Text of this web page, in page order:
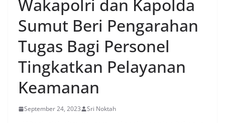
Wakapolri dan Kapolda
Sumut Beri Pengarahan
Tugas Bagi Personel
Tingkatkan Pelayanan
Keamanan
September 24, 2023 Sri Noktah